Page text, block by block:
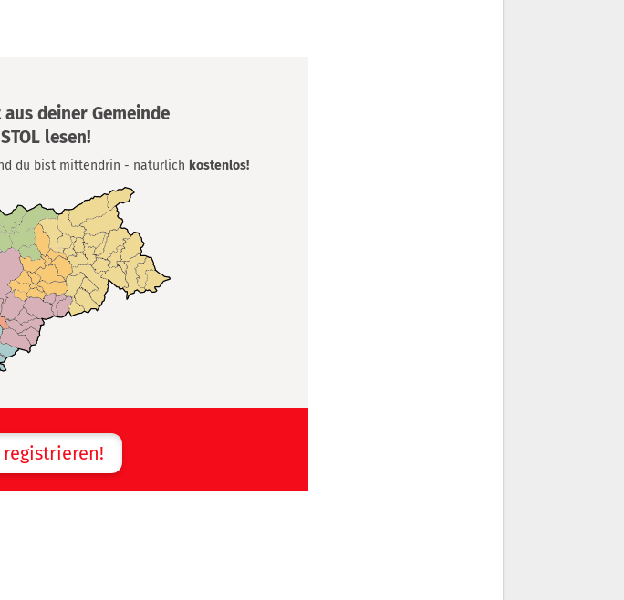
deiner Gemeinde
lesen!
du bist mittendrin - natürlich kostenlos!